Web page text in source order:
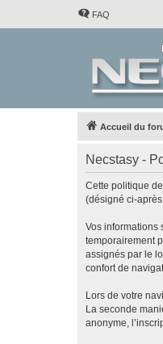
FAQ
Accueil du
Necstasy -
Cette politique
(désigné ci-
Vos informations
temporairement
assignés par le
confort de
Lors de votre
La seconde
anonyme,